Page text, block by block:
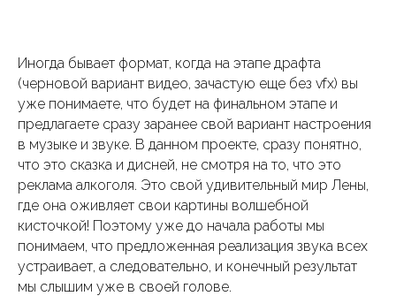
Иногда бывает формат, когда на этапе драфта
(черновой вариант видео, зачастую еще без vfx) вы
уже понимаете, что будет на финальном этапе и
предлагаете сразу заранее свой вариант настроения
в музыке и звуке. В данном проекте, сразу понятно,
что это сказка и дисней, не смотря на то, что это
реклама алкоголя. Это свой удивительный мир Лены,
где она оживляет свои картины волшебной
кисточкой! Поэтому уже до начала работы мы
понимаем, что предложенная реализация звука всех
устраивает, а следовательно, и конечный результат
мы слышим уже в своей голове.